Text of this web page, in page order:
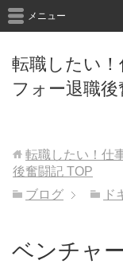
転職したい
フォー退職後
メニュー
転職したい！仕
後奮闘記 TOP
ブログ
ド
ベンチャ